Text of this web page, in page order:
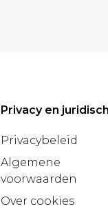
Privacy en juridisch
Privacybeleid
Algemene
voorwaarden
Over cookies